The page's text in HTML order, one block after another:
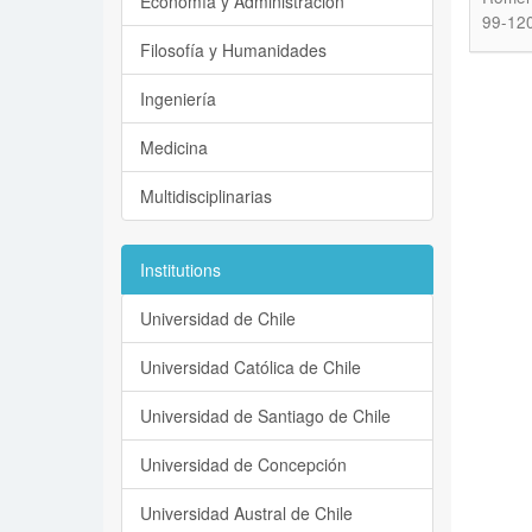
99-
Filosofía y Humanidades
Ingeniería
Medicina
Multidisciplinarias
Institutions
Universidad de Chile
Universidad Católica de Chile
Universidad de Santiago de Chile
Universidad de Concepción
Universidad Austral de Chile